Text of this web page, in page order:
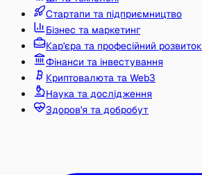
Стартапи та підприємництво
Бізнес та маркетинг
Кар'єра та професійний розвиток
Фінанси та інвестування
Криптовалюта та Web3
Наука та дослідження
Здоров'я та добробут